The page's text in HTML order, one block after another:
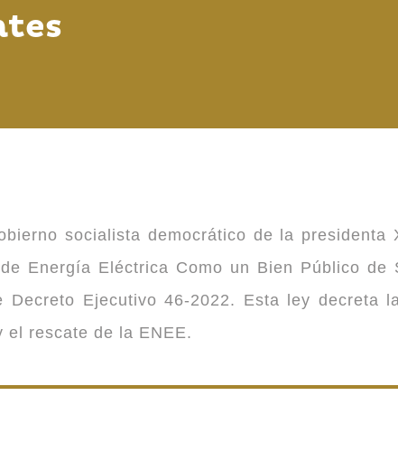
socialista democrático de la
Energía Eléctrica Como un Bien Público de
Decreto Ejecutivo 46-2022. Esta ley decreta
rescate de la ENEE.